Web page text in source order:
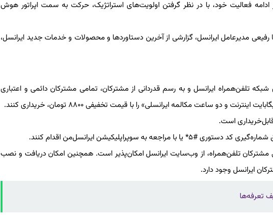
فعالیت خود، با در نظر گرفتن اولویت‌های استراتژیک، حرکت به سمت اپراتور هوش
علیرضا رفیعی مدیرعامل ایرانسل، گزارشی از آخرین دستاوردها و محصولات و خدمات جدید ایرانسل،
سالروز راه‌اندازی شبکه تلفن‌همراه ایرانسل و به رسم قدردانی از مشترکان، تمامی مشترکان دائمی و اعتباری
است.
به سوپراپلیکیشن ایرانسل‌من اقدام کنند.
مشترکان تلفن‌همراه، از وب‌سایت ایرانسل امکان‌پذیر است. همچنین امکان دریافت و نصب
تعرفه‌ها